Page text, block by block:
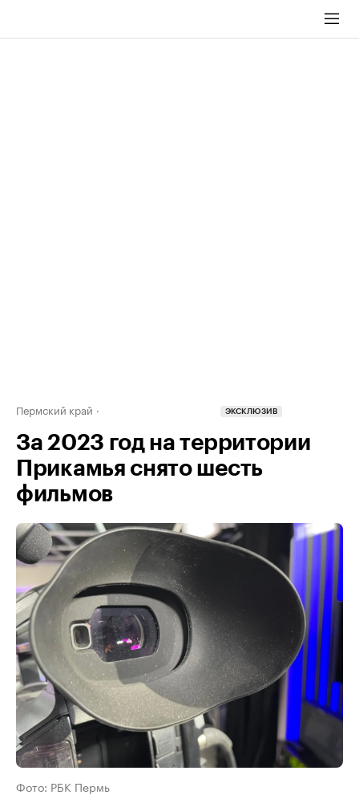
Пермский край ЭКСКЛЮЗИВ
За 2023 год на территории
Прикамья снято шесть
фильмов
Фото: РБК Пермь